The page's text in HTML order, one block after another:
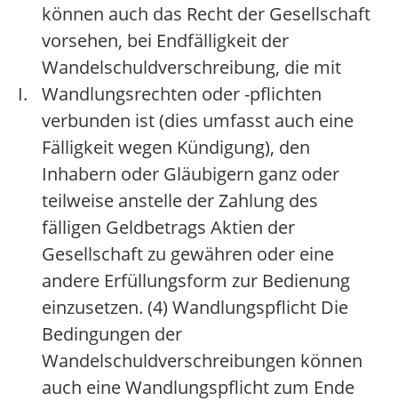
I.
können auch das Recht der Gesellschaft
vorsehen, bei Endfälligkeit der
Wandelschuldverschreibung, die mit
Wandlungsrechten oder -pflichten
verbunden ist (dies umfasst auch eine
Fälligkeit wegen Kündigung), den
Inhabern oder Gläubigern ganz oder
teilweise anstelle der Zahlung des
fälligen Geldbetrags Aktien der
Gesellschaft zu gewähren oder eine
andere Erfüllungsform zur Bedienung
einzusetzen. (4) Wandlungspflicht Die
Bedingungen der
Wandelschuldverschreibungen können
auch eine Wandlungspflicht zum Ende